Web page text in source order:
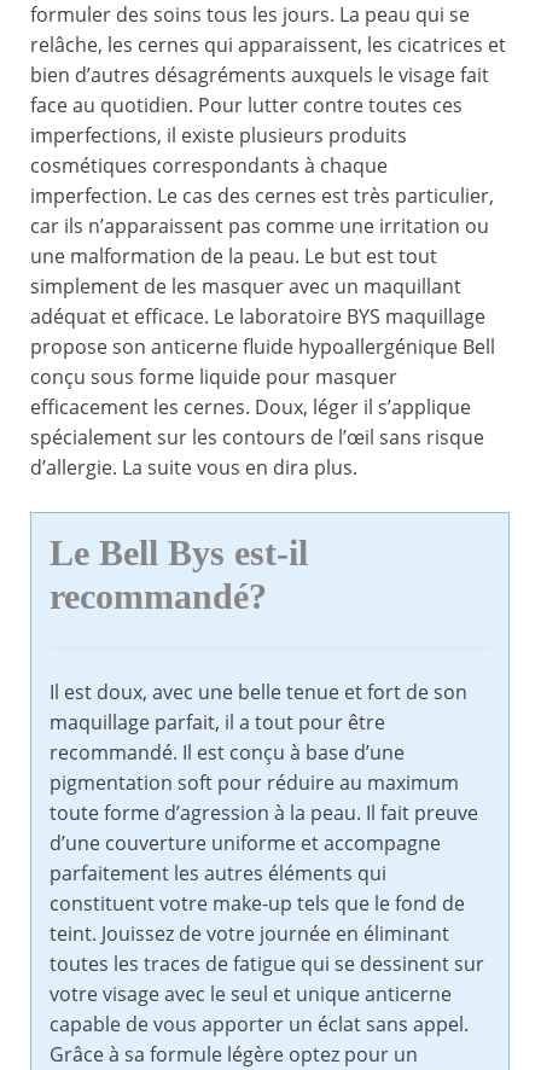
formuler des soins tous les jours. La peau qui se
relâche, les cernes qui apparaissent, les cicatrices et
bien d’autres désagréments auxquels le visage fait
face au quotidien. Pour lutter contre toutes ces
imperfections, il existe plusieurs produits
cosmétiques correspondants à chaque
imperfection. Le cas des cernes est très particulier,
car ils n’apparaissent pas comme une irritation ou
une malformation de la peau. Le but est tout
simplement de les masquer avec un maquillant
adéquat et efficace. Le laboratoire BYS maquillage
propose son anticerne fluide hypoallergénique Bell
conçu sous forme liquide pour masquer
efficacement les cernes. Doux, léger il s’applique
spécialement sur les contours de l’œil sans risque
d’allergie. La suite vous en dira plus.
Le Bell Bys est-il
recommandé?
Il est doux, avec une belle tenue et fort de son
maquillage parfait, il a tout pour être
recommandé. Il est conçu à base d’une
pigmentation soft pour réduire au maximum
toute forme d’agression à la peau. Il fait preuve
d’une couverture uniforme et accompagne
parfaitement les autres éléments qui
constituent votre make-up tels que le fond de
teint. Jouissez de votre journée en éliminant
toutes les traces de fatigue qui se dessinent sur
votre visage avec le seul et unique anticerne
capable de vous apporter un éclat sans appel.
Grâce à sa formule légère optez pour un